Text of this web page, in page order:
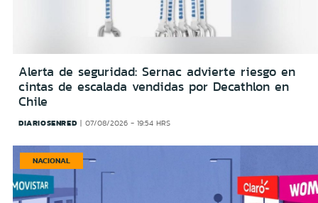
Alerta de seguridad: Sernac advierte riesgo en
cintas de escalada vendidas por Decathlon en
Chile
DIARIOSENRED 07/08/2026 - 19:54 HRS
NACIONAL